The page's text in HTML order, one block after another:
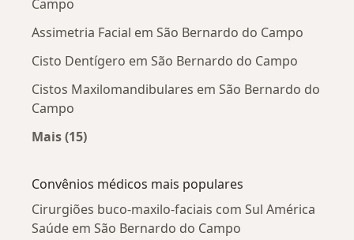
Campo
Assimetria Facial em São Bernardo do Campo
Cisto Dentígero em São Bernardo do Campo
Cistos Maxilomandibulares em São Bernardo do
Campo
Mais (15)
Convênios médicos mais populares
Cirurgiões buco-maxilo-faciais com Sul América
Saúde em São Bernardo do Campo